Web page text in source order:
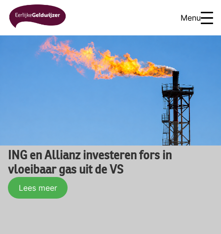
Menu
ING en Allianz investeren fors in
vloeibaar gas uit de VS
Lees meer